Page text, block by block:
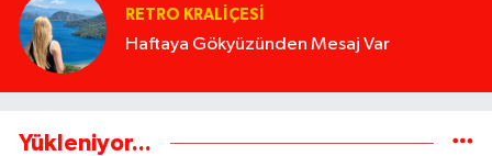
RETRO KRALIÇESI
Haftaya Gökyüzünden Mesaj Var
Yükleniyor...